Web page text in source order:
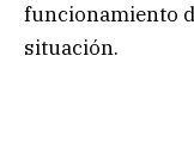
funcionamiento
situación.